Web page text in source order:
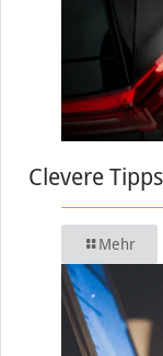
Clevere
Mehr